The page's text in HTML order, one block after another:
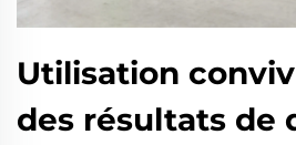
Utilisation
des résultats de